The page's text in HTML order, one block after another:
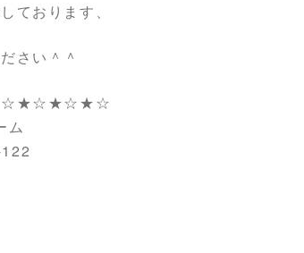
ております、
さい＾＾
ム